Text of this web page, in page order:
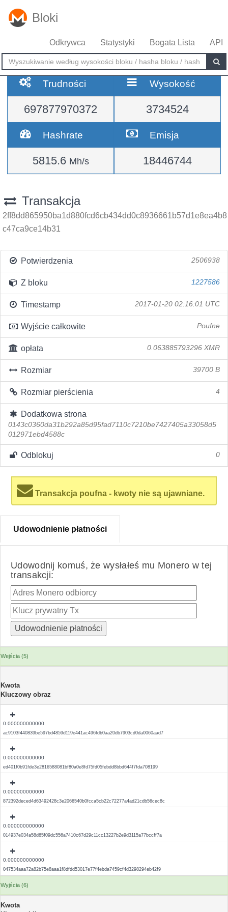
Bloki
Odkrywca Statystyki Bogata Lista API
Trudności
697877970372
Wysokość
3734524
Hashrate
5815.6 Mh/s
Emisja
18446744
Transakcja
2ff8dd865950ba1d880fcd6cb434dd0c8936661b57d1e8ea4b8
c47ca9ce14b31
Potwierdzenia 2506938
Z bloku 1227586
Timestamp 2017-01-20 02:16:01 UTC
Wyjście całkowite Poufne
opłata 0.063885793296 XMR
Rozmiar 39700 B
Rozmiar pierścienia 4
Dodatkowa strona
0143c0360da31b292a85d95fad7110c7210be7427405a33058d5
012971ebd4588c
Odblokuj 0
Transakcja poufna - kwoty nie są ujawniane.
Udowodnienie płatności
Udowodnij komuś, że wysłałeś mu Monero w tej
transakcji:
Wejścia (5)
Kwota
Kluczowy obraz
0.000000000000
ac9103f440839be597bd4859d119e441ac496fdb0aa20db7903cd0da0060aad7
0.000000000000
ed401f0b91fde3e2816588081bf80a0e8fd75fd05febdd8bbd644f7fda708199
0.000000000000
872392deced4d63492428c3e2066540b0fcca5cb22c72277a4ad21cdb56cec8c
0.000000000000
014937e034a58d65f09dc556a7410c67d29c11cc13227b2e9d3115a77bccff7a
0.000000000000
047534aaa72a82b75e8aaa1f8dfdd53017e77f4ebda7459cf4d3298294eb42f9
Wyjścia (6)
Kwota